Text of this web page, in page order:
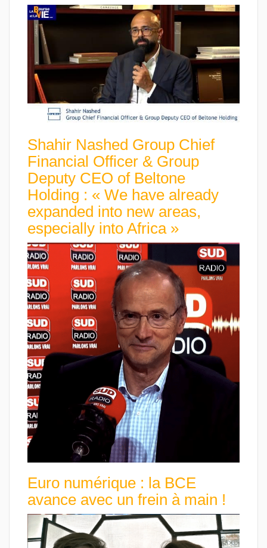
Shahir Nashed Group Chief
Financial Officer & Group
Deputy CEO of Beltone
Holding : « We have already
expanded into new areas,
especially into Africa »
Euro numérique : la BCE
avance avec un frein à main !